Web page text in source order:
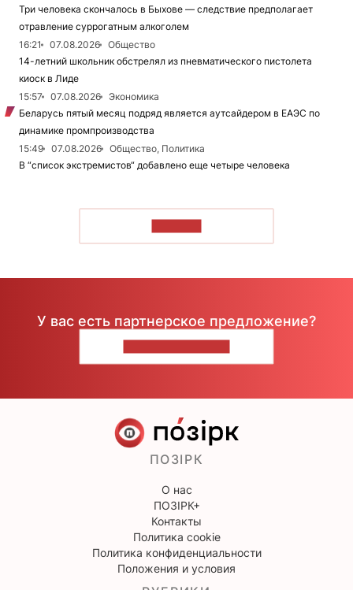
Три человека скончалось в Быхове — следствие предполагает
отравление суррогатным алкоголем
16:21
07.08.2026
Общество
14-летний школьник обстрелял из пневматического пистолета
киоск в Лиде
15:57
07.08.2026
Экономика
Беларусь пятый месяц подряд является аутсайдером в ЕАЭС по
динамике промпроизводства
15:49
07.08.2026
Общество, Политика
В “список экстремистов“ добавлено еще четыре человека
У вас есть партнерское предложение?
ПОЗІРК
О нас
ПОЗІРК+
Контакты
Политика cookie
Политика конфиденциальности
Положения и условия